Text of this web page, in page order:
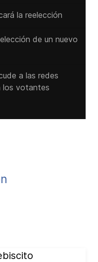
la reelección
de un nuevo
a las redes
los votantes